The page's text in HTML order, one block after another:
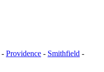
- Providence - Smithfield -